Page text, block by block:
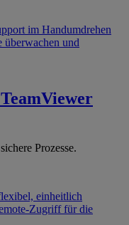
im Handumdrehen
überwachen und
TeamViewer
Prozesse.
einheitlich
Zugriff für die